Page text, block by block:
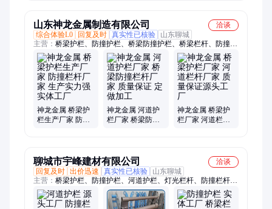
山东神龙金属制造有限公司
洽谈
综合体验L0
回复及时 真实性已核验
山东聊城
主营： 桥梁护栏、防撞护栏、桥梁防撞护栏、桥梁栏杆、防撞栏
杆、河道护栏、灯光护栏、景观护栏
神龙金属 桥梁护
栏生产厂家 防撞
神龙金属 河道护
栏厂家 桥梁防撞
神龙金属 桥梁护
栏厂家 河道栏杆
聊城市宇峰建材有限公司
洽谈
回复及时 出价迅速 真实性已核验
山东聊城
主营： 桥梁护栏、防撞护栏、河道护栏、灯光栏杆、防撞栏杆、
桥梁栏杆、河道栏杆、景观栏杆、不锈钢栏杆、不锈钢护栏、不
锈钢复合管、灯光护栏、景观护栏